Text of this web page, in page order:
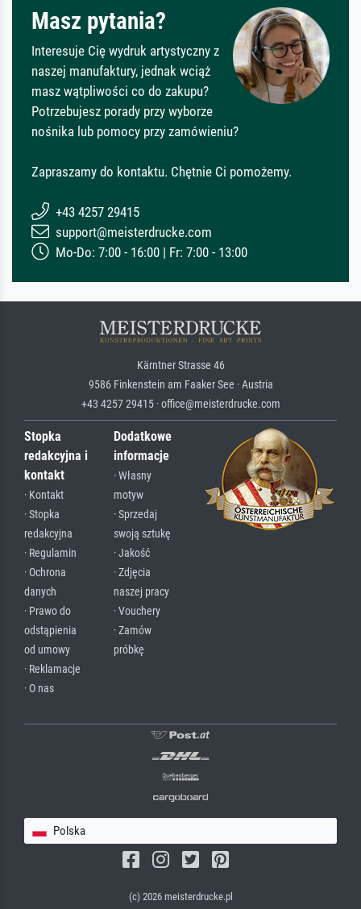
Masz pytania?
Interesuje Cię wydruk artystyczny z
naszej manufaktury, jednak wciąż
masz wątpliwości co do zakupu?
Potrzebujesz porady przy wyborze
nośnika lub pomocy przy zamówieniu?
Zapraszamy do kontaktu. Chętnie Ci pomożemy.
+43 4257 29415
support@meisterdrucke.com
Mo-Do: 7:00 - 16:00 | Fr: 7:00 - 13:00
Kärntner Strasse 46
9586 Finkenstein am Faaker See · Austria
+43 4257 29415 · office@meisterdrucke.com
Stopka
redakcyjna i
kontakt
· Kontakt
· Stopka
redakcyjna
· Regulamin
· Ochrona
danych
· Prawo do
odstąpienia
od umowy
· Reklamacje
· O nas
Dodatkowe
informacje
· Własny
motyw
· Sprzedaj
swoją sztukę
· Jakość
· Zdjęcia
naszej pracy
· Vouchery
· Zamów
próbkę
Polska
(c) 2026 meisterdrucke.pl